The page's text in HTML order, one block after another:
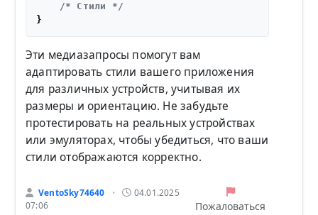
/* Стили */
Эти медиазапросы помогут вам
адаптировать стили вашего приложения
для различных устройств, учитывая их
размеры и ориентацию. Не забудьте
протестировать на реальных устройствах
или эмуляторах, чтобы убедиться, что ваши
стили отображаются корректно.
VentoSky74640 •
04.01.2025
07:06
Пожаловаться